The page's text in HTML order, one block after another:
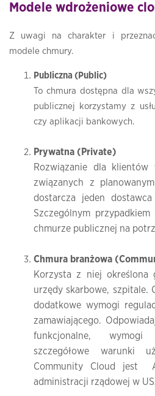
Modele wdrożeniowe
Z uwagi na charakter i
modele chmury.
Publiczna (Public)
To chmura dostępna dla
publicznej korzystamy z
czy aplikacji bankowych.
Prywatna (Private)
Rozwiązanie dla
związanych z
dostarcza jeden
Szczególnym
chmurze publicznej na
Chmura branżowa
Korzysta z niej określona
urzędy skarbowe, szpitale.
dodatkowe wymogi
zamawiającego.
funkcjonalne, wymogi
szczegółowe warunki
Community Cloud jest
administracji rządowej w